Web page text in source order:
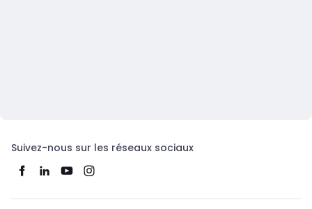
Suivez-nous sur les réseaux sociaux